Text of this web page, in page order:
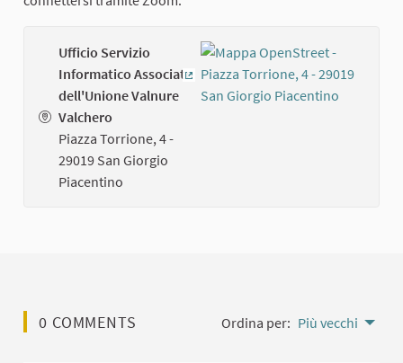
Ufficio Servizio
Informatico Associato
dell'Unione Valnure
Valchero
Piazza Torrione, 4 -
29019 San Giorgio
Piacentino
(Collegamento esterno)
0 COMMENTS Ordina per: Più vecchi